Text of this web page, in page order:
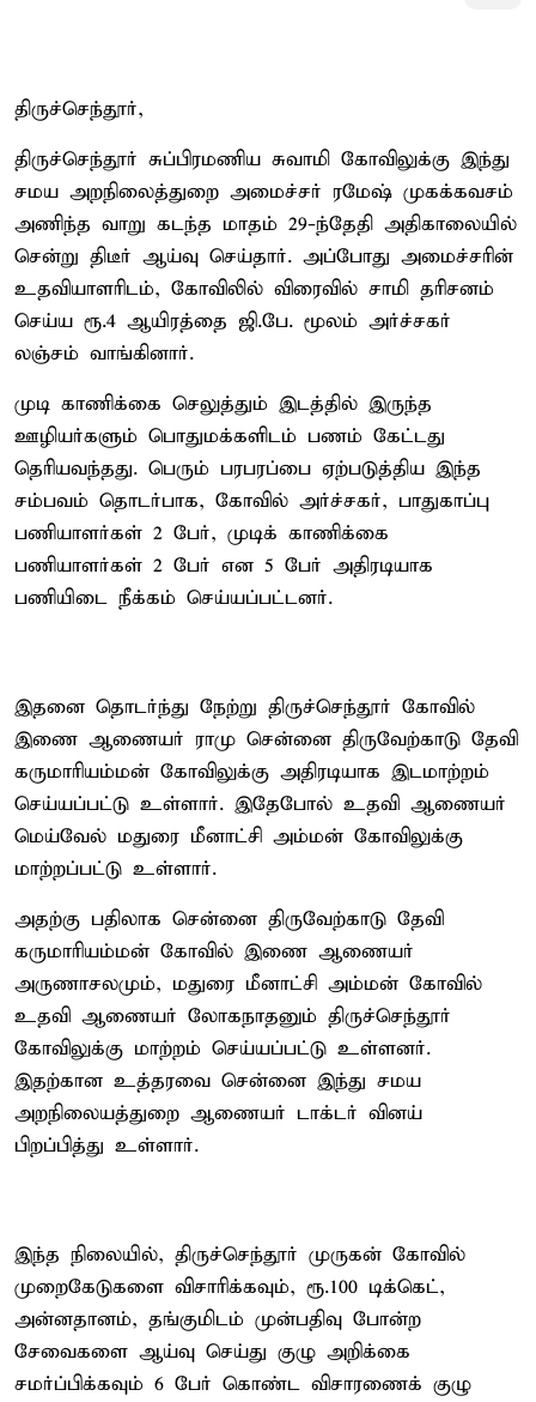
திருச்செந்தூர்,
திருச்செந்தூர் சுப்பிரமணிய சுவாமி கோவிலுக்கு இந்து
சமய அறநிலைத்துறை அமைச்சர் ரமேஷ் முகக்கவசம்
அணிந்த வாறு கடந்த மாதம் 29-ந்தேதி அதிகாலையில்
சென்று திடீர் ஆய்வு செய்தார். அப்போது அமைச்சரின்
உதவியாளரிடம், கோவிலில் விரைவில் சாமி தரிசனம்
செய்ய ரூ.4 ஆயிரத்தை ஜி.பே. மூலம் அர்ச்சகர்
லஞ்சம் வாங்கினார்.
முடி காணிக்கை செலுத்தும் இடத்தில் இருந்த
ஊழியர்களும் பொதுமக்களிடம் பணம் கேட்டது
தெரியவந்தது. பெரும் பரபரப்பை ஏற்படுத்திய இந்த
சம்பவம் தொடர்பாக, கோவில் அர்ச்சகர், பாதுகாப்பு
பணியாளர்கள் 2 பேர், முடிக் காணிக்கை
பணியாளர்கள் 2 பேர் என 5 பேர் அதிரடியாக
பணியிடை நீக்கம் செய்யப்பட்டனர்.
இதனை தொடர்ந்து நேற்று திருச்செந்தூர் கோவில்
இணை ஆணையர் ராமு சென்னை திருவேற்காடு தேவி
கருமாரியம்மன் கோவிலுக்கு அதிரடியாக இடமாற்றம்
செய்யப்பட்டு உள்ளார். இதேபோல் உதவி ஆணையர்
மெய்வேல் மதுரை மீனாட்சி அம்மன் கோவிலுக்கு
மாற்றப்பட்டு உள்ளார்.
அதற்கு பதிலாக சென்னை திருவேற்காடு தேவி
கருமாரியம்மன் கோவில் இணை ஆணையர்
அருணாசலமும், மதுரை மீனாட்சி அம்மன் கோவில்
உதவி ஆணையர் லோகநாதனும் திருச்செந்தூர்
கோவிலுக்கு மாற்றம் செய்யப்பட்டு உள்ளனர்.
இதற்கான உத்தரவை சென்னை இந்து சமய
அறநிலையத்துறை ஆணையர் டாக்டர் வினய்
பிறப்பித்து உள்ளார்.
இந்த நிலையில், திருச்செந்தூர் முருகன் கோவில்
முறைகேடுகளை விசாரிக்கவும், ரூ.100 டிக்கெட்,
அன்னதானம், தங்குமிடம் முன்பதிவு போன்ற
சேவைகளை ஆய்வு செய்து குழு அறிக்கை
சமர்ப்பிக்கவும் 6 பேர் கொண்ட விசாரணைக் குழு